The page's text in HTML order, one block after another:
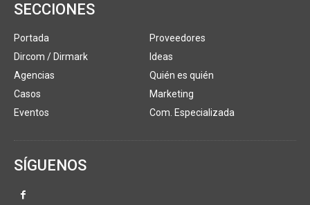
SECCIONES
Portada
Dircom / Dirmark
Agencias
Casos
Eventos
Proveedores
Ideas
Quién es quién
Marketing
Com. Especializada
SÍGUENOS